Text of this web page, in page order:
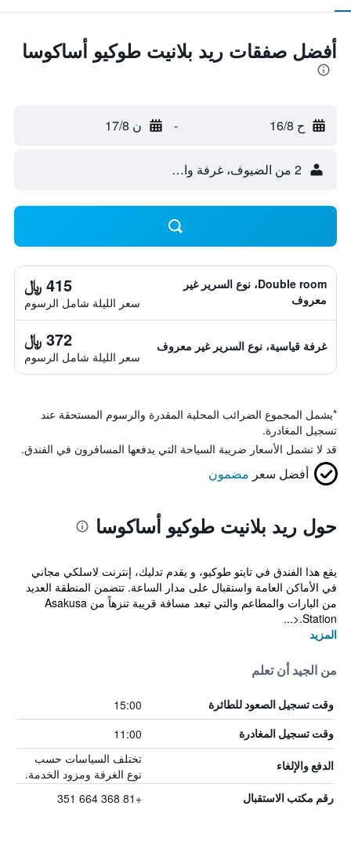
أفضل صفقات ريد بلانيت طوكيو أساكوسا
ح 16/8 - ن 17/8
2 من الضيوف، غرفة واحدة
Double room، نوع السرير غير
معروف
415 ﷼
سعر الليلة شامل الرسوم
غرفة قياسية، نوع السرير غير معروف 372 ﷼
سعر الليلة شامل الرسوم
*يشمل المجموع الضرائب المحلية المقدرة والرسوم المستحقة عند
تسجيل المغادرة.
قد لا تشمل الأسعار ضريبة السياحة التي يدفعها المسافرون في الفندق.
أفضل سعر مضمون
حول ريد بلانيت طوكيو أساكوسا
يقع هذا الفندق في تايتو طوكيو، و يقدم تدليك، إنترنت لاسلكي مجاني
في الأماكن العامة واستقبال على مدار الساعة. تتضمن المنطقة العديد
من البارات والمطاعم والتي تبعد مسافة قريبة تنزهاً من Asakusa
Station.<...
المزيد
من الجيد أن تعلم
وقت تسجيل الصعود للطائرة 15:00
وقت تسجيل المغادرة 11:00
الدفع والإلغاء
تختلف السياسات حسب
نوع الغرفة ومزود الخدمة.
رقم مكتب الاستقبال +81 368 664 351